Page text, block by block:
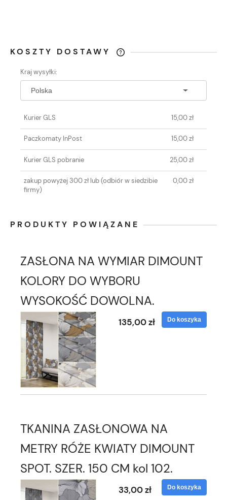
KOSZTY DOSTAWY
KOSZTÓW PŁATNOŚCI
Kraj wysyłki:
Kurier GLS 15,00 zł
Paczkomaty InPost 15,00 zł
Kurier GLS pobranie 25,00 zł
zakup powyżej 300 zł lub(odbiór w siedzibie
firmy)
0,00 zł
PRODUKTY POWIĄZANE
ZASŁONA NA WYMIAR DIMOUNT
KOLORY DO WYBORU
WYSOKOŚĆ DOWOLNA.
135,00 zł Do koszyka
TKANINA ZASŁONOWA NA
METRY RÓŻE KWIATY DIMOUNT
SPOT. SZER. 150 CM kol 102.
33,00 zł Do koszyka